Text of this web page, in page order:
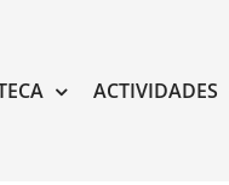
ACTIVIDADES